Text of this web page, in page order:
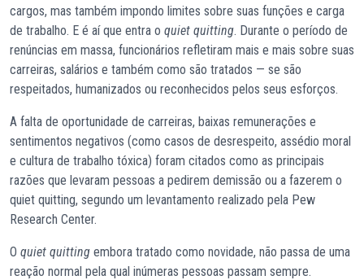
cargos, mas também impondo limites sobre suas funções e carga
de trabalho. E é aí que entra o quiet quitting. Durante o período de
renúncias em massa, funcionários refletiram mais e mais sobre suas
carreiras, salários e também como são tratados — se são
respeitados, humanizados ou reconhecidos pelos seus esforços.
A falta de oportunidade de carreiras, baixas remunerações e
sentimentos negativos (como casos de desrespeito, assédio moral
e cultura de trabalho tóxica) foram citados como as principais
razões que levaram pessoas a pedirem demissão ou a fazerem o
quiet quitting, segundo um levantamento realizado pela Pew
Research Center.
O quiet quitting embora tratado como novidade, não passa de uma
reação normal pela qual inúmeras pessoas passam sempre.